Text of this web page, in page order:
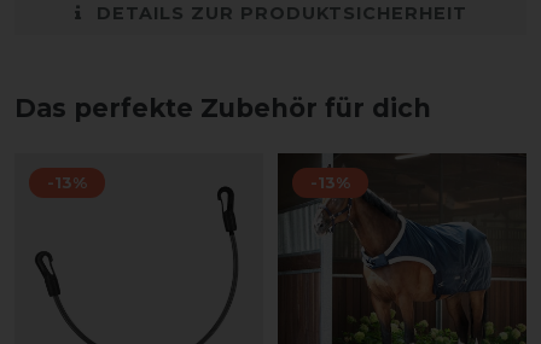
DETAILS ZUR PRODUKTSICHERHEIT
Das perfekte Zubehör für dich
-13% -13%